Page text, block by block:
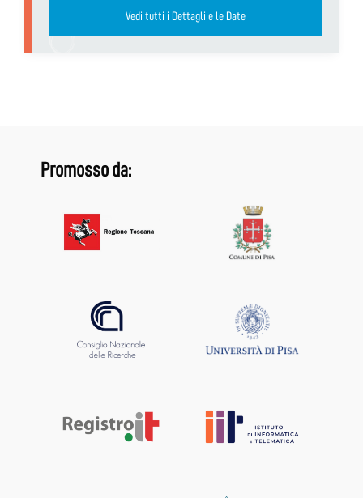
Vedi tutti i Dettagli e le Date
Promosso da: